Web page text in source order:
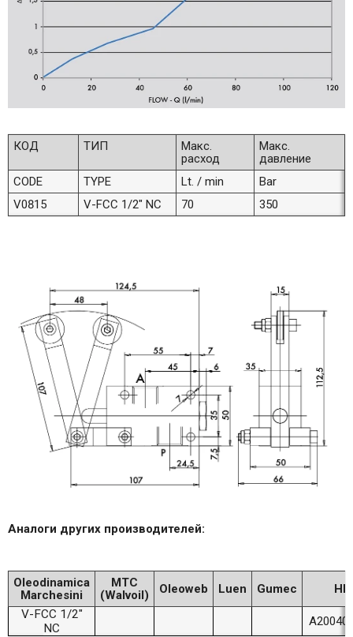
КОД ТИП
Макс.
расход
Макс.
давление
CODE
TYPE Lt. / min
Bar
V0815
V-FCC 1/2" NC 70 350
Аналоги других производителей:
Oleodinamica
Marchesini
MTC
(Walvoil)
Oleoweb Luen Gumec
V-FCC 1/2"
NC